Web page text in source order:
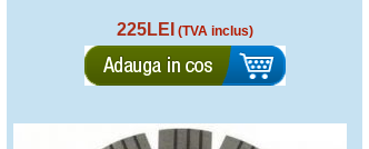
225LEI (TVA inclus)